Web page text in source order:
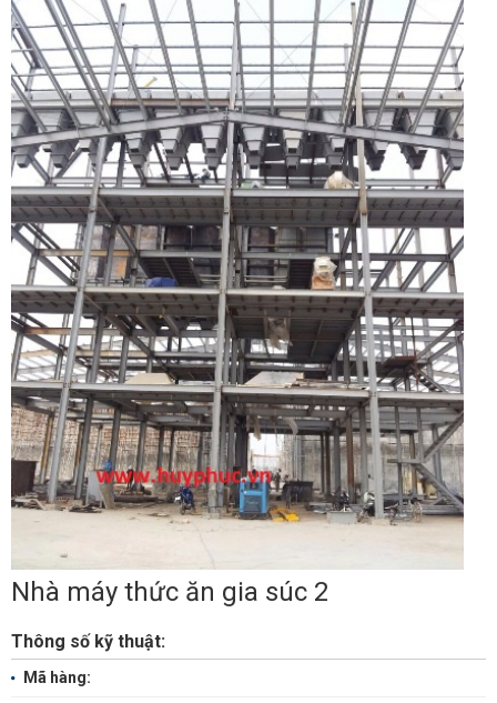
Nhà máy thức ăn gia súc 2
Thông số kỹ thuật:
Mã hàng: